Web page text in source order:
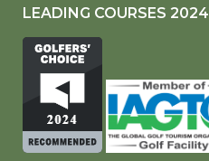
LEADING COURSES 2024